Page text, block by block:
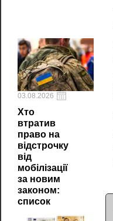
03.08.2026
Хто
втратив
право на
відстрочку
від
мобілізації
за новим
законом:
список